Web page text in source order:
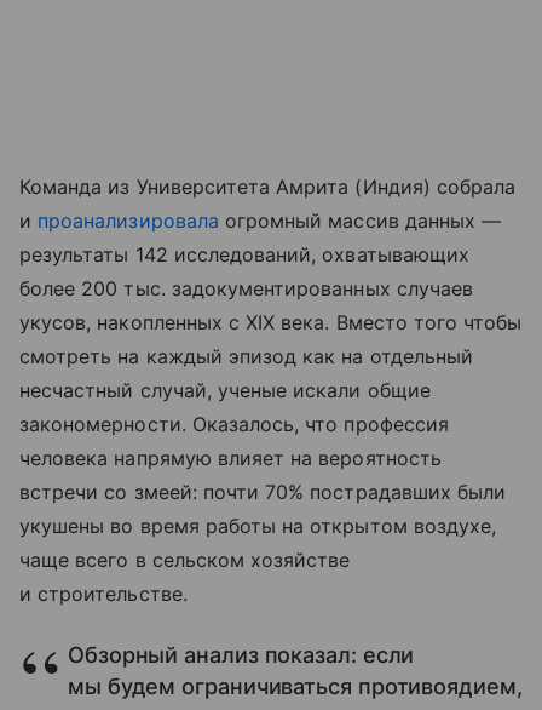
Команда из Университета Амрита (Индия) собрала
и проанализировала огромный массив данных —
результаты 142 исследований, охватывающих
более 200 тыс. задокументированных случаев
укусов, накопленных с XIX века. Вместо того чтобы
смотреть на каждый эпизод как на отдельный
несчастный случай, ученые искали общие
закономерности. Оказалось, что профессия
человека напрямую влияет на вероятность
встречи со змеей: почти 70% пострадавших были
укушены во время работы на открытом воздухе,
чаще всего в сельском хозяйстве
и строительстве.
Обзорный анализ показал: если
мы будем ограничиваться противоядием,